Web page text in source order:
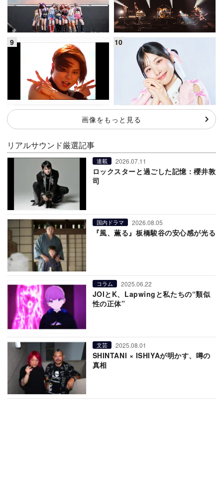
画像をもっと見る
リアルサウンド厳選記事
連載 2026.07.11
ロックスターと過ごした記憶：櫻井敦
司
国内ドラマ 2026.08.05
『風、薫る』板橋駿谷の安心感が光る
コラム 2025.06.22
JOIとK、Lapwingと私たちの“類似
性の正体”
文芸 2025.08.01
SHINTANI × ISHIYAが明かす、噂の
真相